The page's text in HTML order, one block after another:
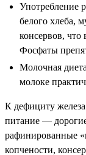
Употребление
белого хлеба,
консервов,
Фосфаты
Молочная
молоке
К дефициту
питание —
рафинированные
копчености,